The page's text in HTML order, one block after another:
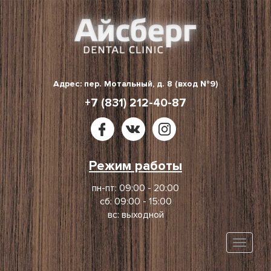
Skip
to
content
Адрес: пер. Мотальный, д. 8 (вход №9)
+7 (831) 212-40-87
Режим работы
пн-пт: 09:00 - 20:00
сб: 09:00 - 15:00
вс: выходной
Toggle